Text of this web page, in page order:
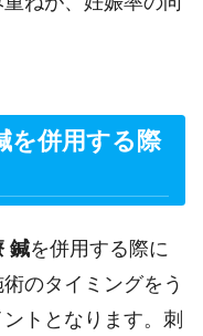
を併用する際
鍼を併用する際に
のタイミングをう
トとなります。刺